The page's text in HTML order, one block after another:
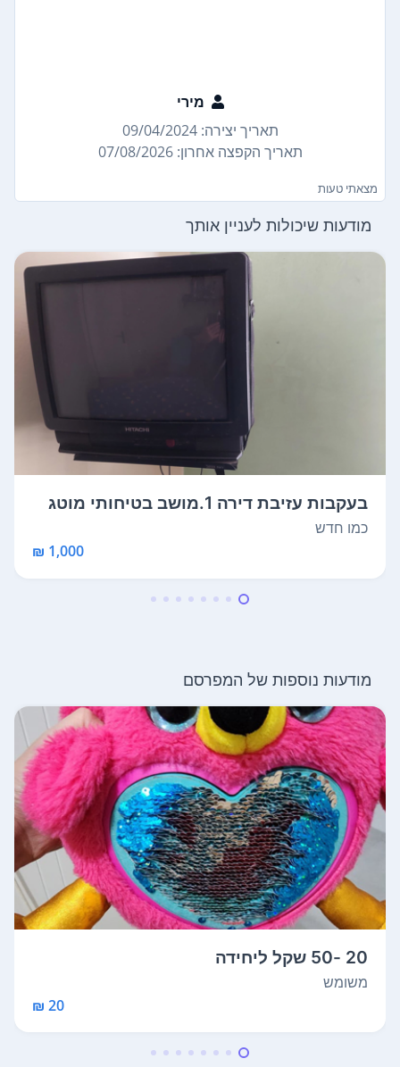
מירי
תאריך יצירה: 09/04/2024
תאריך הקפצה אחרון: 07/08/2026
מצאתי טעות
מודעות שיכולות לעניין אותך
בעקבות עזיבת דירה 1.מושב בטיחותי מוטג
...
כמו חדש
1,000 ₪
מודעות נוספות של המפרסם
20 -50 שקל ליחידה
משומש
20 ₪